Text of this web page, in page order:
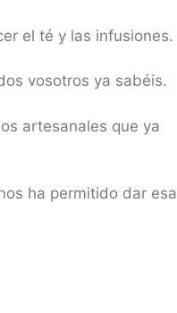
el té y las infusiones.
vosotros ya sabéis.
artesanales que ya
ha permitido dar esa